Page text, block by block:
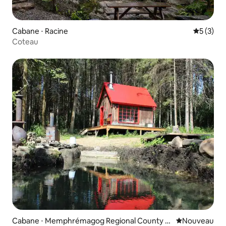
Cabane ⋅ Racine
5 (3)
Coteau
Cabane ⋅ Memphrémagog Regional County M
Nouvel
Nouveau